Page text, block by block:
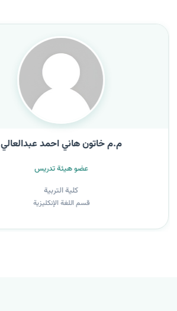
م.م خاتون هاني احمد عبدالعالي
عضو هيئة تدريس
كلية التربية
قسم اللغة الإنكليزية